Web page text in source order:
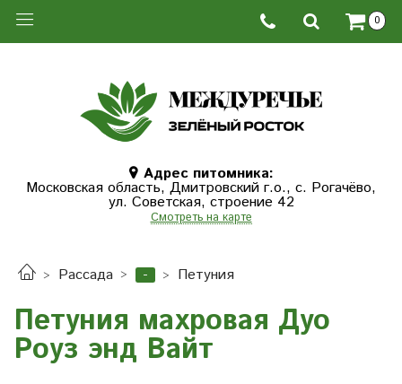
0
Адрес питомника:
Московская область, Дмитровcкий г.о., с. Рогачёво,
ул. Советская, строение 42
Смотреть на карте
Рассада - Петуния
Петуния махровая Дуо
Роуз энд Вайт